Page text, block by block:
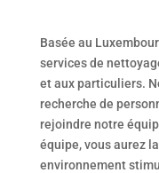
Basée au
services de
et aux particuliers.
recherche de
rejoindre notre
équipe, vous aurez
environnement